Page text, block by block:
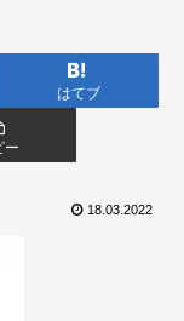
はてブ
ー
18.03.2022